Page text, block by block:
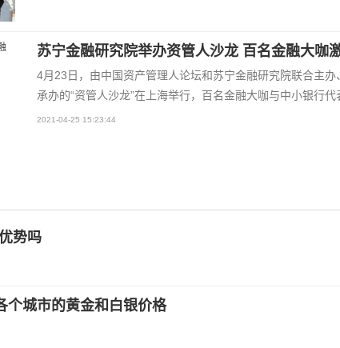
苏宁金融研究院举办资管人沙龙 百名金融大咖
4月23日，由中国资产管理人论坛和苏宁金融研究院联合主
承办的“资管人沙龙”在上海举行，百名金融大咖与中小银行代
2021-04-25 15:23:44
势吗
个城市的黄金和白银价格